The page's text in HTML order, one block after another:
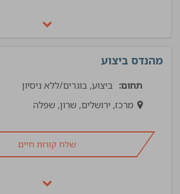
מהנדס ביצוע
תחום: ביצוע, בוגרים/ללא ניסיון
מרכז, ירושלים, שרון, שפלה
שלח קורות חיים